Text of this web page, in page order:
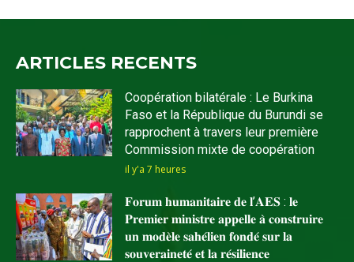
ARTICLES RECENTS
Coopération bilatérale : Le Burkina
Faso et la République du Burundi se
rapprochent à travers leur première
Commission mixte de coopération
il y'a 7 heures
𝐅𝐨𝐫𝐮𝐦 𝐡𝐮𝐦𝐚𝐧𝐢𝐭𝐚𝐢𝐫𝐞 𝐝𝐞 𝐥’𝐀𝐄𝐒 : 𝐥𝐞
𝐏𝐫𝐞𝐦𝐢𝐞𝐫 𝐦𝐢𝐧𝐢𝐬𝐭𝐫𝐞 𝐚𝐩𝐩𝐞𝐥𝐥𝐞 𝐚̀ 𝐜𝐨𝐧𝐬𝐭𝐫𝐮𝐢𝐫𝐞
𝐮𝐧 𝐦𝐨𝐝𝐞̀𝐥𝐞 𝐬𝐚𝐡𝐞́𝐥𝐢𝐞𝐧 𝐟𝐨𝐧𝐝𝐞́ 𝐬𝐮𝐫 𝐥𝐚
𝐬𝐨𝐮𝐯𝐞𝐫𝐚𝐢𝐧𝐞𝐭𝐞́ 𝐞𝐭 𝐥𝐚 𝐫𝐞́𝐬𝐢𝐥𝐢𝐞𝐧𝐜𝐞